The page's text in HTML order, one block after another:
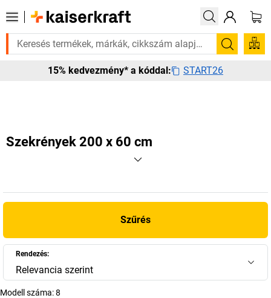
szüksége van rá? Válogatott bestseller termékeinket 3–4
Keresés
15% kedvezmény* a kóddal: START26
Szekrények 200 x 60 cm
Szűrés
Rendezés:
Relevancia szerint
Modell száma:8